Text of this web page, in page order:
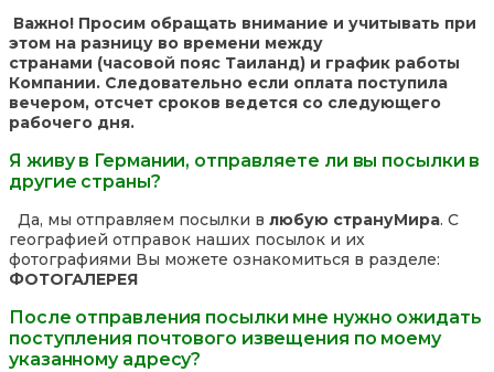
Важно! Просим обращать внимание и учитывать при
этом на разницу во времени между
странами (часовой пояс Таиланд) и график работы
Компании. Следовательно если оплата поступила
вечером, отсчет сроков ведется со следующего
рабочего дня.
Я живу в Германии, отправляете ли вы посылки в
другие страны?
Да, мы отправляем посылки в любую странуМира. С
географией отправок наших посылок и их
фотографиями Вы можете ознакомиться в разделе:
ФОТОГАЛЕРЕЯ
После отправления посылки мне нужно ожидать
поступления почтового извещения по моему
указанному адресу?